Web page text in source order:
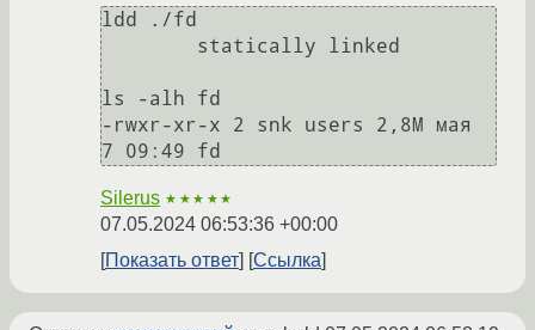
ldd ./fd
ls -alh fd
-rwxr-xr-x 2 snk users 2,8M мая
Silerus ★★★★★
07.05.2024 06:53:36 +00:00
Показать ответ
Ссылка